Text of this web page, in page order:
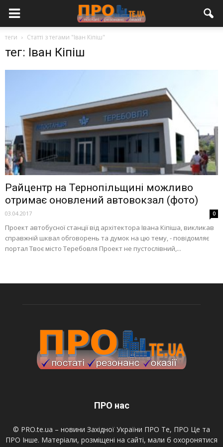
теги Статті з тегами "Іван Кіпіш"
тег: Іван Кіпіш
Райцентр на Тернопільщині можливо
отримає оновлений автовокзал (фото)
03.04.2017 0
Проект автобусної станції від архітектора Івана Кіпіша, викликав
справжній шквал обговорень та думок на цю тему, - повідомляє
портал Твоє місто Теребовля Проект не пустослівний,...
ПРО нас
© PRO.te.ua – новини Західної України ПРО Те, ПРО Це та
ПРО Інше. Матеріали, розміщені на сайті, мали б охоронятися